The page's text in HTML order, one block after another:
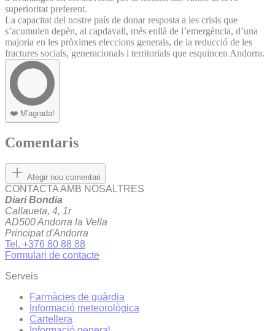
superioritat preferent.
La capacitat del nostre país de donar resposta a les crisis que
s’acumulen depèn, al capdavall, més enllà de l’emergència, d’una
majoria en les pròximes eleccions generals, de la reducció de les
fractures socials, generacionals i territorials que esquincen Andorra.
❤️ M'agrada!
Comentaris
Afegir nou comentari
CONTACTA AMB NOSALTRES
Diari Bondia
Callaueta, 4, 1r
AD500 Andorra la Vella
Principat d'Andorra
Tel. +376 80 88 88
Formulari de contacte
Serveis
Farmàcies de guàrdia
Informació meteorològica
Cartellera